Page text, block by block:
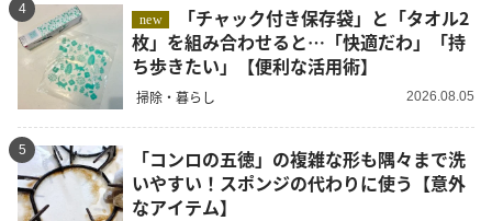
4
new
枚」を組み合わせると…「快適だわ」「持
ち歩きたい」【便利な活用術】
掃除・暮らし 2026.08.05
5
「コンロの五徳」の複雑な形も隅々まで洗
いやすい！スポンジの代わりに使う【意外
なアイテム】